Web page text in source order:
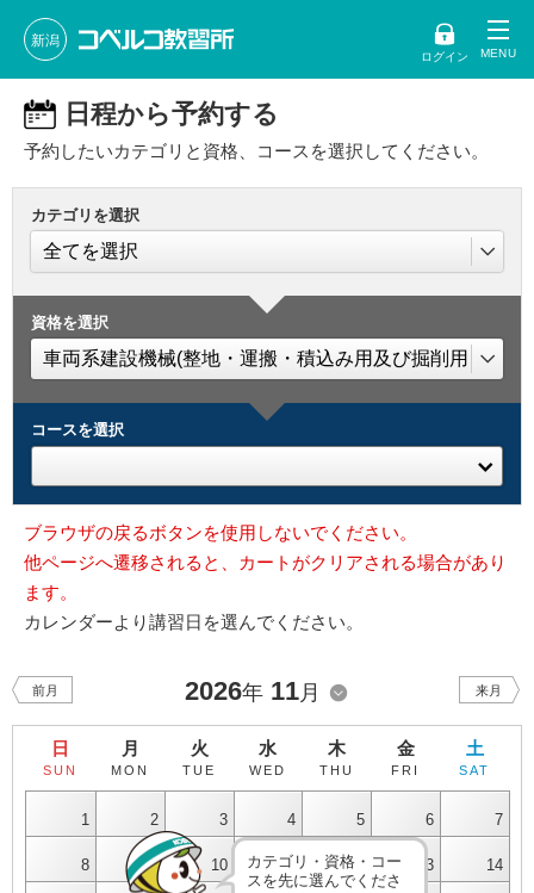
新潟
ログイン
日程から予約する
予約したいカテゴリと資格、コースを選択してください。
カテゴリを選択
資格を選択
コースを選択
ブラウザの戻るボタンを使用しないでください。
他ページへ遷移されると、カートがクリアされる場合があり
ます。
カレンダーより講習日を選んでください。
前月 2026年 11月 来月
日
SUN
月
MON
火
TUE
水
WED
木
THU
金
FRI
土
SAT
1 2 3 4 5 6 7
8 9 10 11 12 13 14
カテゴリ・資格・コー
スを先に選んでくださ